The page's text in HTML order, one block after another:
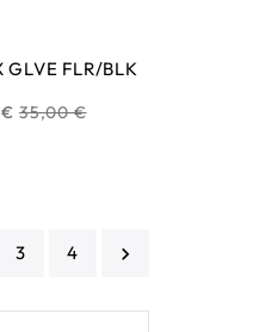
GLVE FLR/BLK
Prix
35,00 €
3 4 